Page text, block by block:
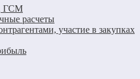
ГСМ
расчеты
участие в закупках